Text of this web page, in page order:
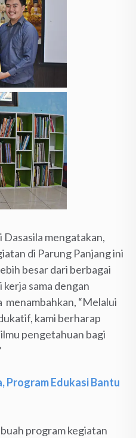
mengatakan,
di Parung Panjang ini
besar dari berbagai
kerja sama dengan
menambahkan, “Melalui
kami berharap
pengetahuan bagi
Program Edukasi Bantu
program kegiatan